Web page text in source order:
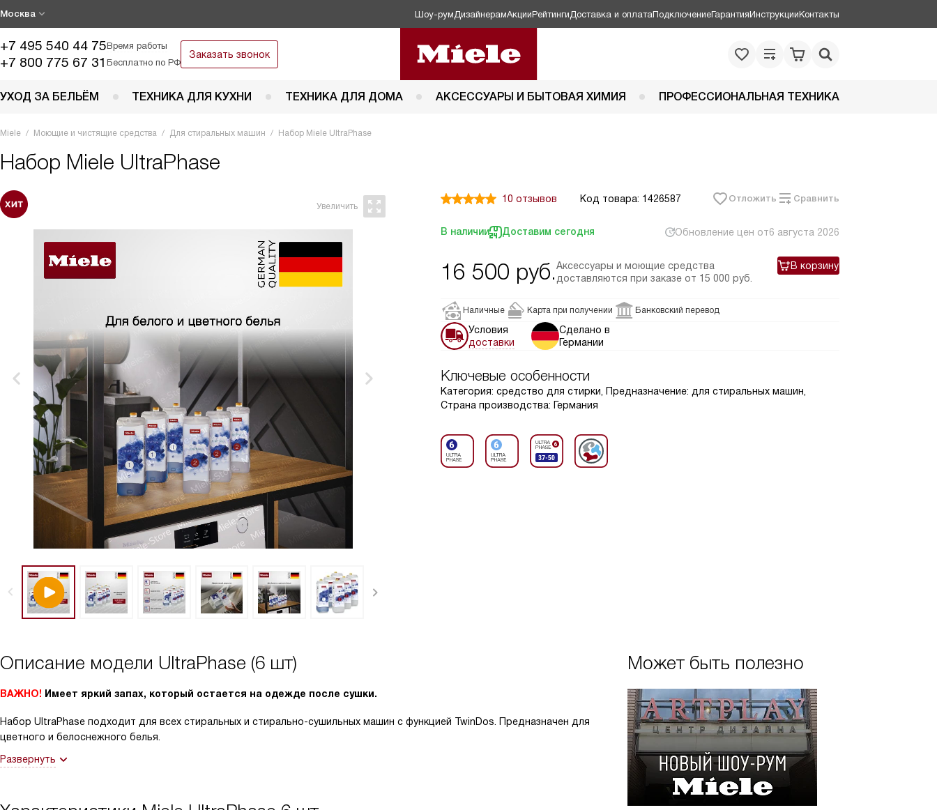
Москва Шоу-рум ДизайнерамАкцииРейтинги Доставка и оплатаПодключениеГарантияИнструкцииКонтакты
+7 495 540 44 75Время работы
+7 800 775 67 31 Бесплатно по РФ
Заказать звонок
УХОД ЗА БЕЛЬЁМ ТЕХНИКА ДЛЯ КУХНИ ТЕХНИКА ДЛЯ ДОМА АКСЕССУАРЫ И БЫТОВАЯ ХИМИЯ ПРОФЕССИОНАЛЬНАЯ ТЕХНИКА
Miele Моющие и чистящие средства Для стиральных машин Набор Miele UltraPhase
Набор Miele UltraPhase
10 отзывов Код товара: 1426587 Отложить Сравнить
В наличии Доставим сегодня Обновление цен от6 августа 2026
16 500 руб.Аксессуары и моющие средства
доставляются при заказе от 15 000 руб.
В корзину
Наличные Карта при получении Банковский перевод
Условия
доставки
Сделано в
Германии
Ключевые особенности
Категория: средство для стирки, Предназначение: для стиральных машин,
Страна производства: Германия
Может быть полезно
Описание модели UltraPhase (6 шт)
ВАЖНО! Имеет яркий запах, который остается на одежде после сушки.
Набор UltraPhase подходит для всех стиральных и стирально-сушильных машин с функцией TwinDos. Предназначен для
цветного и белоснежного белья.
Развернуть